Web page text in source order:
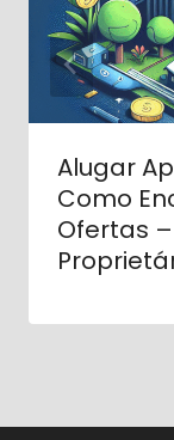
Alugar
Como
Ofertas